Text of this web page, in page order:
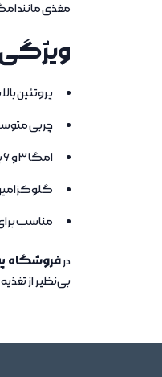
مغذی مانند امگا 3 و 6، گلوکزامین و کندرویتین طراحی شده تا رشد سالم و سلامت مفاصل و پوست سگ
پروتئین
چربی
امگا 3 و 6 برای پوست و موی سالم
مناسب
درفروشگاه
بی‌نظیر از